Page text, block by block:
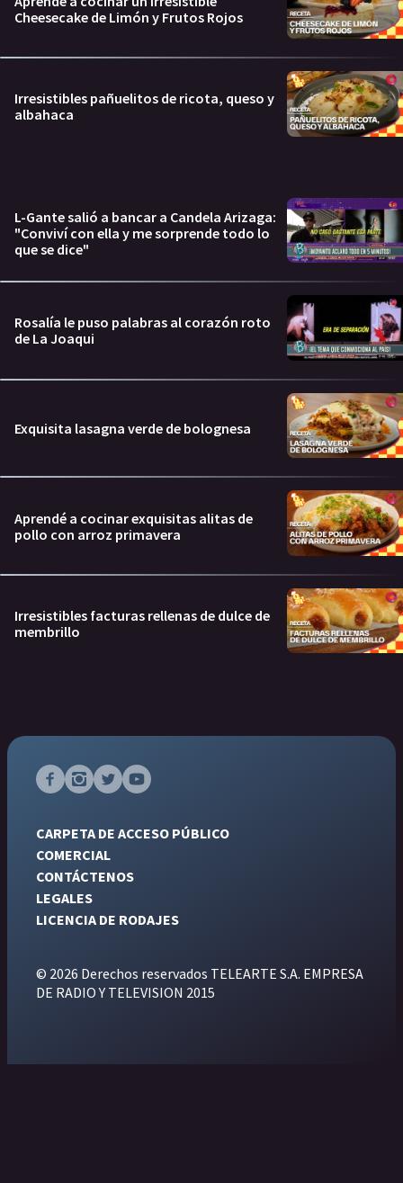
Cheesecake de Limón y Frutos Rojos
Irresistibles pañuelitos de ricota, queso y
albahaca
L-Gante salió a bancar a Candela Arizaga:
"Conviví con ella y me sorprende todo lo
que se dice"
Rosalía le puso palabras al corazón roto
de La Joaqui
Exquisita lasagna verde de bolognesa
Aprendé a cocinar exquisitas alitas de
pollo con arroz primavera
Irresistibles facturas rellenas de dulce de
membrillo
CARPETA DE ACCESO PÚBLICO
COMERCIAL
CONTÁCTENOS
LEGALES
LICENCIA DE RODAJES
© 2026 Derechos reservados TELEARTE S.A. EMPRESA
DE RADIO Y TELEVISION 2015